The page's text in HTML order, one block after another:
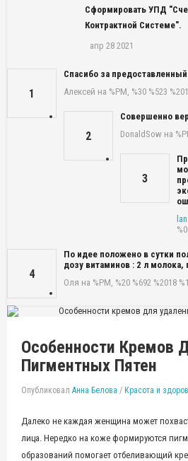
Сформировать УПД
Контрактной Системе".
апр 28 2021
1
Спасибо за
Алексей на %PM, %30 %523
2
Совершенно
DonaldSow на
3
4
По идее положено в сутки
дозу витаминов : 2 л
Оля на %PM, %20 %692 %2018
Особенности Кремов
Пигментных Пятен
Опубликовал Анна Белова / Красота и
Далеко не каждая женщина может
лица. Нередко на коже формируются
образований помогает отбеливающий